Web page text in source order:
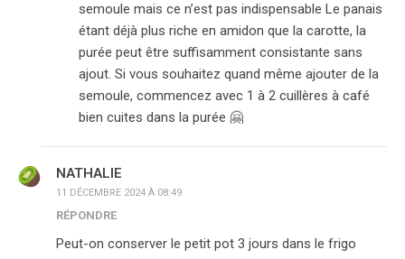
semoule mais ce n’est pas indispensable Le panais
étant déjà plus riche en amidon que la carotte, la
purée peut être suffisamment consistante sans
ajout. Si vous souhaitez quand même ajouter de la
semoule, commencez avec 1 à 2 cuillères à café
bien cuites dans la purée 🤗
NATHALIE
11 DÉCEMBRE 2024 À 08:49
RÉPONDRE
Peut-on conserver le petit pot 3 jours dans le frigo